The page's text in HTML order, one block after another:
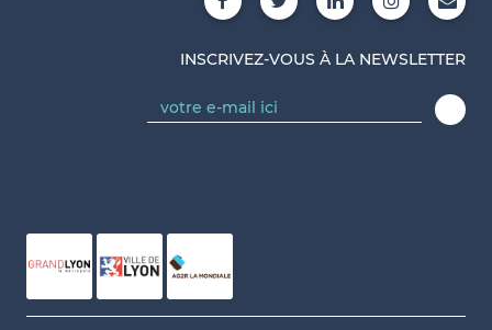
INSCRIVEZ-VOUS À LA NEWSLETTER